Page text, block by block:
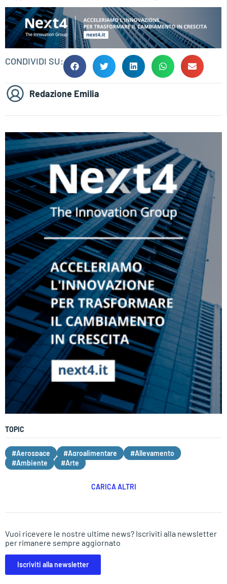
CONDIVIDI SU:
Redazione Emilia
TOPIC
#Aerospace #Agroalimentare
#Allevamento
#Ambiente
#Arte
CARICA ALTRI
Vuoi ricevere le nostre ultime news? Iscriviti alla newsletter
per rimanere sempre aggiornato
Iscriviti alla newsletter